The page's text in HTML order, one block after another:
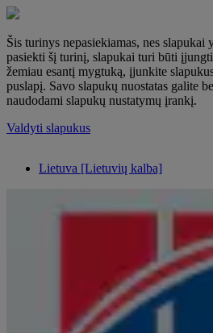
Šis turinys nepasiekiamas, nes
pasiekti šį turinį, slapukai turi būti
žemiau esantį mygtuką, įjunkite
puslapį. Savo slapukų nuostatas galite
naudodami slapukų nustatymų įrankį.
Valdyti slapukus
Lietuva [Lietuvių kalba]